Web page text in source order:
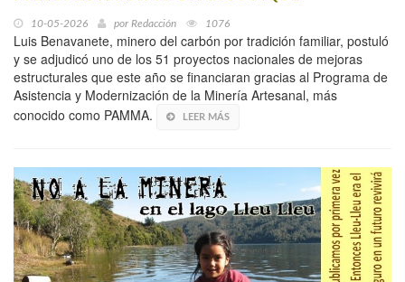
10-05-2026 por Redacción 1076
Luis Benavanete, minero del carbón por tradición familiar, postuló
y se adjudicó uno de los 51 proyectos nacionales de mejoras
estructurales que este año se financiaran gracias al Programa de
Asistencia y Modernización de la Minería Artesanal, más
conocido como PAMMA.
LEER MÁS